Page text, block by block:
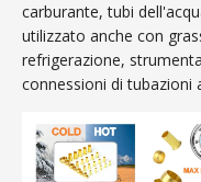
carburante, tubi
utilizzato anche con
refrigerazione,
connessioni di tubazioni